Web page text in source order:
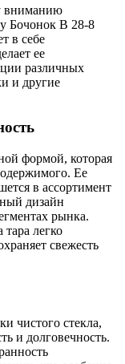
вниманию
Бочонок В 28-8
в себе
ее
различных
и другие
формой, которая
Ее
в ассортимент
дизайн
рынка.
легко
свежесть
чистого стекла,
и долговечность.